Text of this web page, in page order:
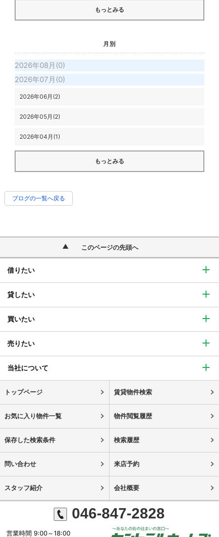
もっとみる
月別
2026年08月(0)
2026年07月(0)
2026年06月(2)
2026年05月(2)
2026年04月(1)
もっとみる
ブログの一覧へ戻る
このページの先頭へ
借りたい
貸したい
買いたい
売りたい
当社について
トップページ 賃貸物件検索
お気に入り物件一覧 物件閲覧履歴
保存した検索条件 検索履歴
問い合わせ 来店予約
スタッフ紹介 会社概要
046-847-2828
営業時間 9:00～18:00